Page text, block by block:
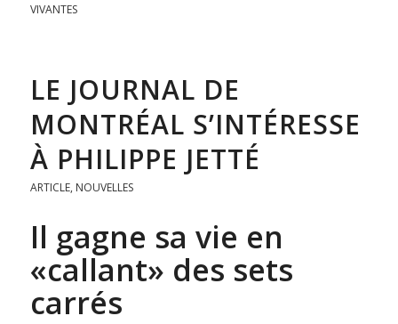
VIVANTES
LE JOURNAL DE
MONTRÉAL S’INTÉRESSE
À PHILIPPE JETTÉ
ARTICLE, NOUVELLES
Il gagne sa vie en
«callant» des sets
carrés